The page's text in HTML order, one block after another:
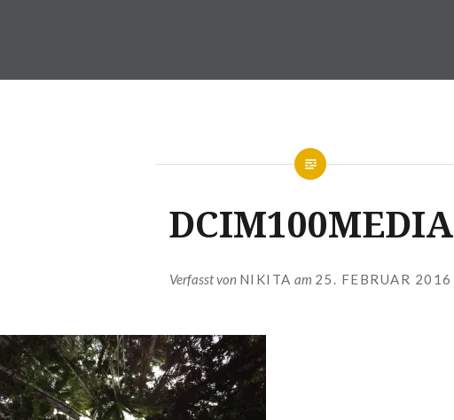
DCIM100MEDIA
Verfasst von NIKITA am 25. FEBRUAR 2016